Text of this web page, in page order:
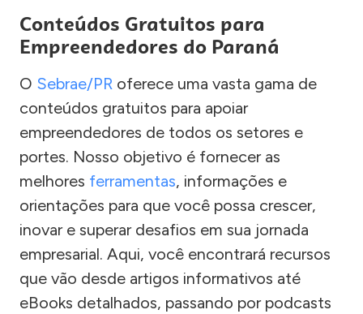
Conteúdos Gratuitos para
Empreendedores do Paraná
O Sebrae/PR oferece uma vasta gama de
conteúdos gratuitos para apoiar
empreendedores de todos os setores e
portes. Nosso objetivo é fornecer as
melhores ferramentas, informações e
orientações para que você possa crescer,
inovar e superar desafios em sua jornada
empresarial. Aqui, você encontrará recursos
que vão desde artigos informativos até
eBooks detalhados, passando por podcasts